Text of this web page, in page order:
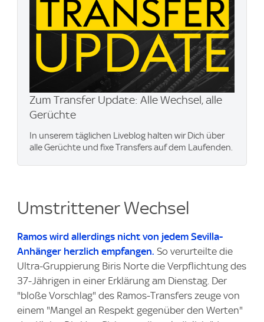
Zum Transfer Update: Alle Wechsel, alle
Gerüchte
In unserem täglichen Liveblog halten wir Dich über
alle Gerüchte und fixe Transfers auf dem Laufenden.
Umstrittener Wechsel
Ramos wird allerdings nicht von jedem Sevilla-
Anhänger herzlich empfangen. So verurteilte die
Ultra-Gruppierung Biris Norte die Verpflichtung des
37-Jährigen in einer Erklärung am Dienstag. Der
"bloße Vorschlag" des Ramos-Transfers zeuge von
einem "Mangel an Respekt gegenüber den Werten"